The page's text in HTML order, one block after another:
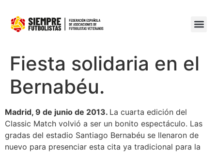
Fiesta solidaria en el
Bernabéu.
Madrid, 9 de junio de 2013. La cuarta edición del
Classic Match volvió a ser un bonito espectáculo. Las
gradas del estadio Santiago Bernabéu se llenaron de
nuevo para presenciar esta cita ya tradicional para la